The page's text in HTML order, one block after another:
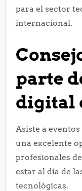
para el sector
internacional.
parte
digital
Asiste a
una excelente
profesionales
estar al día de
tecnológicas.